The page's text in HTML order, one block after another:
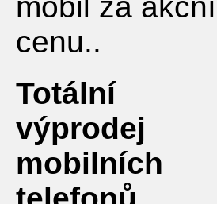
cenu..
Totální
výprodej
mobilních